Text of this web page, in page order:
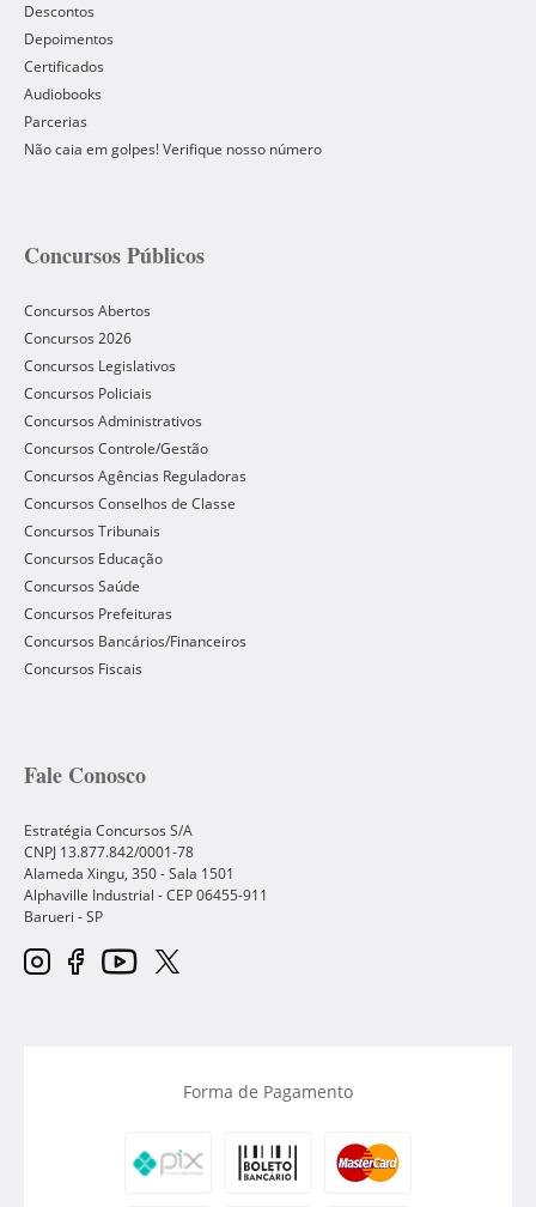
Descontos
Depoimentos
Certificados
Audiobooks
Parcerias
Não caia em golpes! Verifique nosso número
Concursos Públicos
Concursos Abertos
Concursos 2026
Concursos Legislativos
Concursos Policiais
Concursos Administrativos
Concursos Controle/Gestão
Concursos Agências Reguladoras
Concursos Conselhos de Classe
Concursos Tribunais
Concursos Educação
Concursos Saúde
Concursos Prefeituras
Concursos Bancários/Financeiros
Concursos Fiscais
Fale Conosco
Estratégia Concursos S/A
CNPJ 13.877.842/0001-78
Alameda Xingu, 350 - Sala 1501
Alphaville Industrial - CEP06455-911
Barueri -SP
Forma de Pagamento